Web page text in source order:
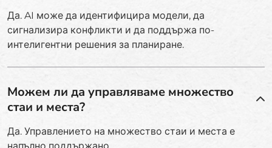
Да. AI може да идентифицира модели, да
сигнализира конфликти и да поддържа по-
интелигентни решения за планиране.
Можем ли да управляваме множество
стаи и места?
Да. Управлението на множество стаи и места е
напълно поддържано.